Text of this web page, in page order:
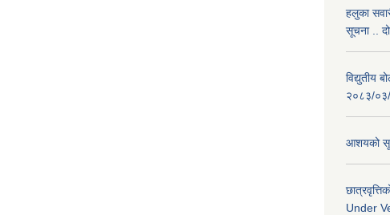
हलुका
सूचना ..
विद्युतीय
२०८३/
आशयको
Under